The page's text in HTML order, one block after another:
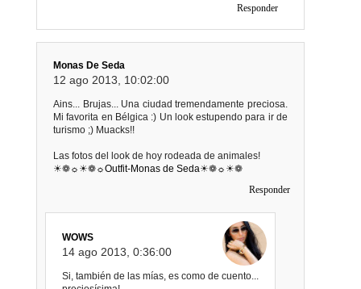
Responder
Monas De Seda
12 ago 2013, 10:02:00
Ains... Brujas... Una ciudad tremendamente preciosa.
Mi favorita en Bélgica :) Un look estupendo para ir de
turismo ;) Muacks!!
Las fotos del look de hoy rodeada de animales!
☀❁☼☀❁☼Outfit-Monas de Seda☀❁☼☀❁
Responder
WOWS
14 ago 2013, 0:36:00
Si, también de las mías, es como de cuento...